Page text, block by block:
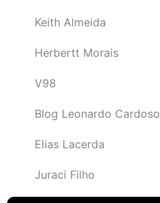
Keith Almeida
Herbertt Morais
V98
Blog Leonardo Cardoso
Elias Lacerda
Juraci Filho